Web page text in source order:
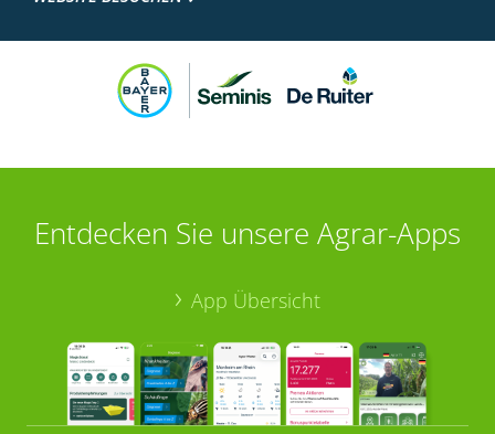
Entdecken Sie unsere Agrar-Apps
App Übersicht